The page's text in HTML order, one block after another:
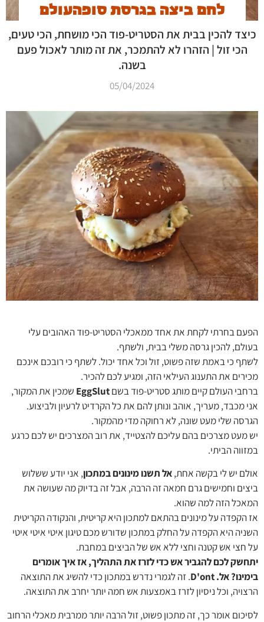
לחם ביצה בגרסת סופהעולם
כיצד להכין בבית את הסטריט-פוד הכי מושחת, הכי טעים,
הכי זול | הזהרו לא להתמכר, את זה מותר לאכול פעם
בשנה.
05/04/2024
הפעם בחרתי לקחת את אחד ממאכלי הסטריט-פוד האהובים עלי
בעולם, להכין גרסה משלי בבית, ולשתף.
לשתף כי באמת שזה פשוט, זול וכל אחד יכול. לשתף כי רובכם אינכם
מכירים את התענוג העילאי הזה, ומגיע לכם להכיר.
ברחבי העולם קיים מותג סטריט-פוד בשםEggSlut שמכין את המקור,
אני מכבד, מעריך, אוהב ונותן להם את כל הקרדיט לרעיון ולביצוע.
הגרסה שלי מעט שונה, לא רחוקה מדי מהמקור.
יש מעט מצרכים בהם עליכם להצטייד, את רוב המצרכים יש לכם כרגע
במזווה הביתי.
אולם יש לי בקשה אחת,אל תשנו מינונים במתכון, אני יודע ששלוש
ביצים וחמישים גרם חמאה זה הרבה, אבל זה בדיוק מה שעושה את
המאכל הזה למה שהוא.
אז הקפדה על מינונים בהתאם למתכון היא קריטית, והנקודה הקריטית
השניה היא הקפדה על החלק במתכון שדורש מכם טיגון איטי איטי איטי
על חצי אש קטנה וחצי ללא אש של הביצים במחבת.
יתחשק לכם להגביר אש כדי לזרז את התהליך, אז איך אומרים
בימינו? אל. D'ont
. זה לגמרי נדרש במתכון כדי להשיג את התוצאה
הרצויה, וכל ניסיון לזרז באמצעות אש חמה יותר יחרב את התוצאה.
לסיכום אומר כך, זה מתכון פשוט, זול הרבה יותר ממרבית מאכלי הרחוב